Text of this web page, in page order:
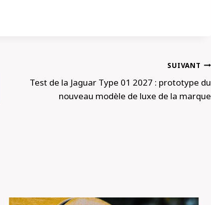
SUIVANT
Test de la Jaguar Type 01 2027 : prototype du
nouveau modèle de luxe de la marque